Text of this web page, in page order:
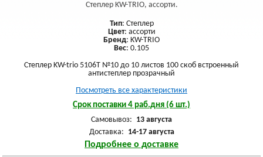
Степлер KW-TRIO, ассорти.
Тип: Степлер
Цвет: ассорти
Бренд: KW-TRIO
Вес: 0.105
Степлер KW-trio 5106T №10 до 10 листов 100 скоб встроенный
антистеплер прозрачный
Посмотреть все характеристики
Срок поставки 4 раб.дня (6 шт.)
Самовывоз: 13 августа
Доставка: 14-17 августа
Подробнее о доставке